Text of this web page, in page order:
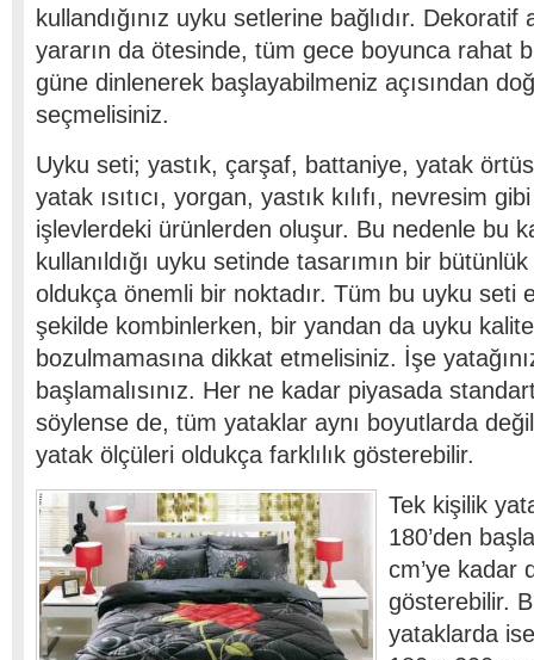
kullandığınız uyku setlerine bağlıdır. Dekoratif
yararın da ötesinde, tüm gece boyunca rahat
güne dinlenerek başlayabilmeniz açısından
seçmelisiniz.
Uyku seti; yastık, çarşaf, battaniye, yatak
yatak ısıtıcı, yorgan, yastık kılıfı, nevresim
işlevlerdeki ürünlerden oluşur. Bu nedenle bu
kullanıldığı uyku setinde tasarımın bir
oldukça önemli bir noktadır. Tüm bu uyku seti
şekilde kombinlerken, bir yandan da uyku
bozulmamasına dikkat etmelisiniz. İşe
başlamalısınız. Her ne kadar piyasada
söylense de, tüm yataklar aynı boyutlarda
yatak ölçüleri oldukça farklılık gösterebilir.
Tek kişilik
180’den
cm’ye kadar
gösterebilir.
yataklarda